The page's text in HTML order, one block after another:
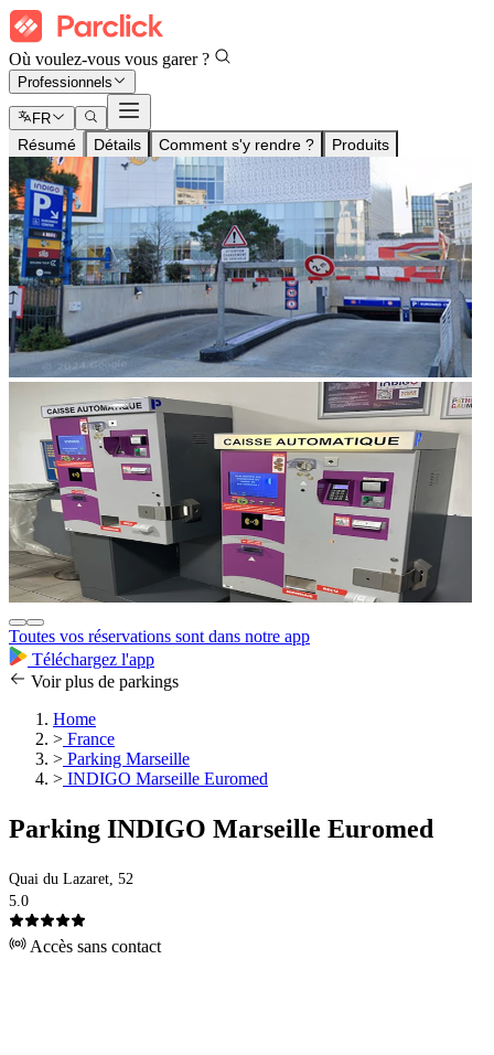
Où voulez-vous vous garer ?
Professionnels
FR
Résumé Détails Comment s'y rendre ? Produits
Toutes vos réservations sont dans notre app
Téléchargez l'app
Voir plus de parkings
Home
> France
> Parking Marseille
> INDIGO Marseille Euromed
Parking INDIGO Marseille Euromed
Quai du Lazaret, 52
5.0
Accès sans contact